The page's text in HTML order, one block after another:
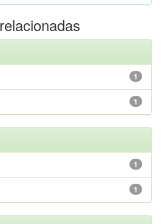
1
1
1
1